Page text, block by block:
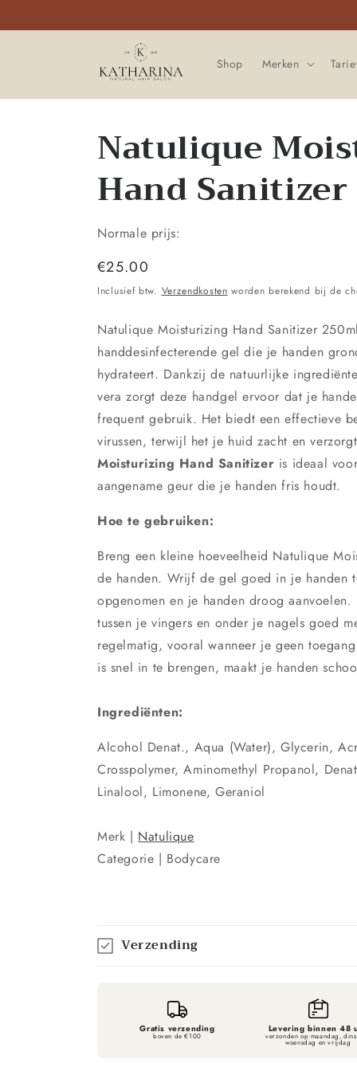
content
Shop Merken
Natulique
Hand
Normale prijs:
Normale
prijs
€25.00
Inclusief btw. Verzendkosten worden berekend bij de
Natulique Moisturizing Hand Sanitizer
handdesinfecterende gel die je handen
hydrateert. Dankzij de natuurlijke
vera zorgt deze handgel ervoor dat je
frequent gebruik. Het biedt een effectieve
virussen, terwijl het je huid zacht en
Moisturizing Hand Sanitizer is ideaal
aangename geur die je handen fris houdt.
Hoe te gebruiken:
Breng een kleine hoeveelheid Natulique
de handen. Wrijf de gel goed in je handen
opgenomen en je handen droog
tussen je vingers en onder je nagels goed
regelmatig, vooral wanneer je geen
is snel in te brengen, maakt je handen
Ingrediënten:
Alcohol Denat., Aqua (Water), Glycerin,
Crosspolymer, Aminomethyl Propanol,
Linalool, Limonene, Geraniol
Merk | Natulique
Categorie | Bodycare
Verzending
Gratis verzending
boven de €100
Levering binnen 48
verzonden op maandag,
woensdag en vrijdag